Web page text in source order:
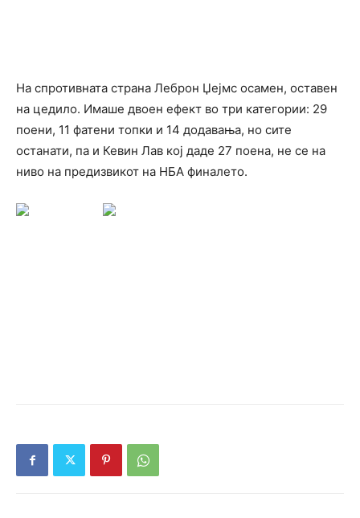
На спротивната страна Леброн Џејмс осамен, оставен
на цедило. Имаше двоен ефект во три категории: 29
поени, 11 фатени топки и 14 додавања, но сите
останати, па и Кевин Лав кој даде 27 поена, не се на
ниво на предизвикот на НБА финалето.